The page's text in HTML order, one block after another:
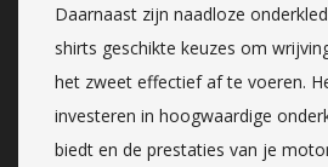
Daarnaast zijn naadloze
shirts geschikte keuzes om
het zweet effectief af te voeren.
investeren in hoogwaardige
biedt en de prestaties van je